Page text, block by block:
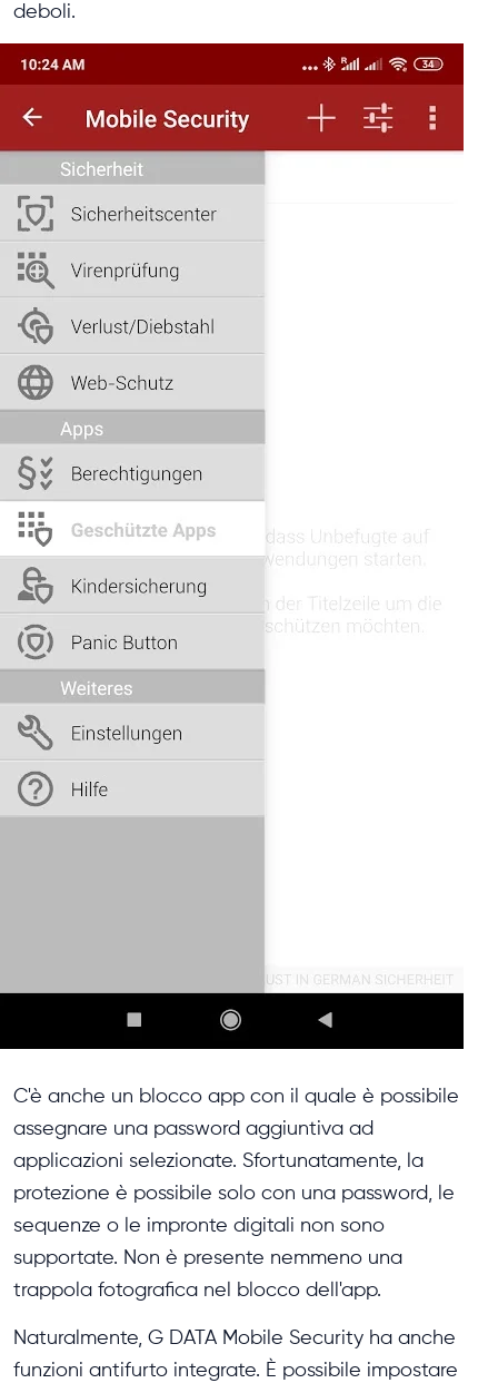
deboli.
C'è anche un blocco app con il quale è possibile
assegnare una password aggiuntiva ad
applicazioni selezionate. Sfortunatamente, la
protezione è possibile solo con una password, le
sequenze o le impronte digitali non sono
supportate. Non è presente nemmeno una
trappola fotografica nel blocco dell'app.
Naturalmente, G DATA Mobile Security ha anche
funzioni antifurto integrate. È possibile impostare